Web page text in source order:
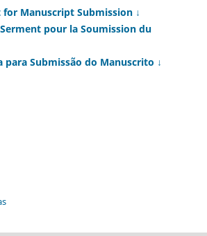
Manuscript Submission ↓
pour la Soumission du
para Submissão do Manuscrito ↓